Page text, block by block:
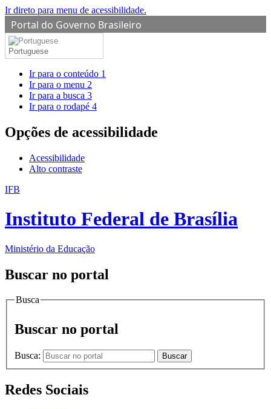
Ir direto para menu de acessibilidade.
Portal do Governo Brasileiro
Portuguese
Ir para o conteúdo 1
Ir para o menu 2
Ir para a busca 3
Ir para o rodapé 4
Opções de acessibilidade
Acessibilidade
Alto contraste
IFB
Instituto Federal de Brasília
Ministério da Educação
Buscar no portal
Busca
Buscar no portal
Busca: Buscar
Redes Sociais